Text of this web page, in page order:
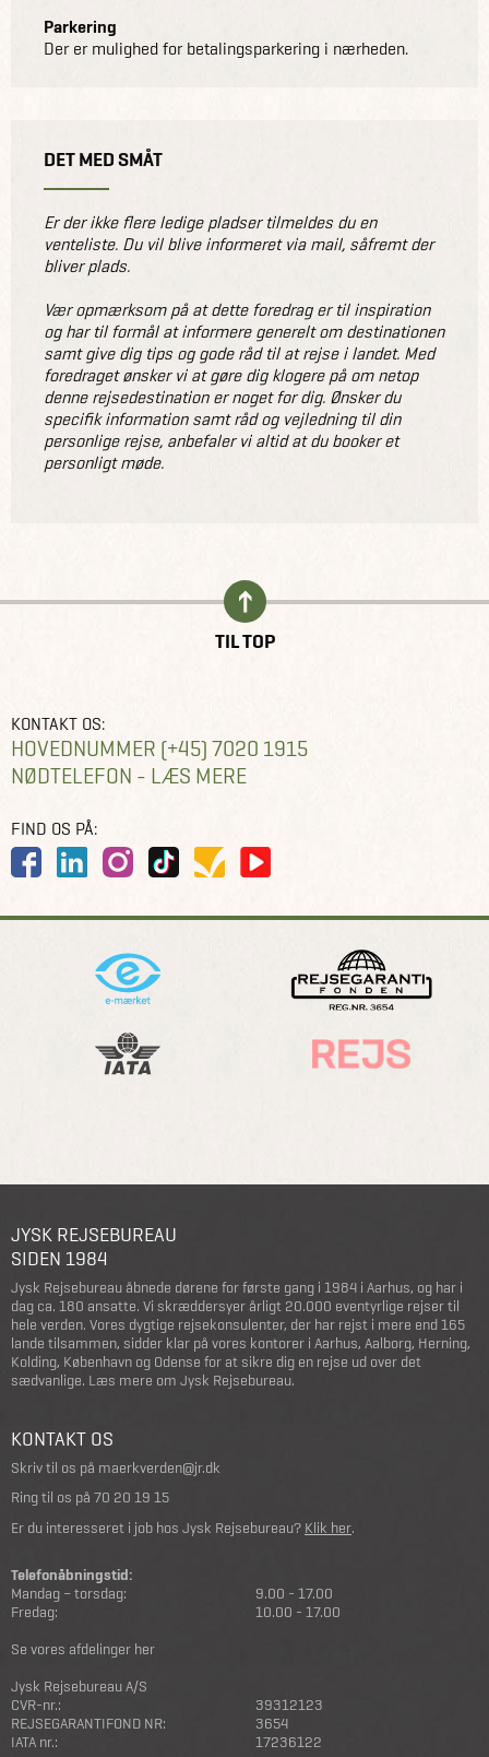
Parkering
Der er mulighed for betalingsparkering i nærheden.
DET MED SMÅT
Er der ikke flere ledige pladser tilmeldes du en
venteliste. Du vil blive informeret via mail, såfremt der
bliver plads.
Vær opmærksom på at dette foredrag er til inspiration
og har til formål at informere generelt om destinationen
samt give dig tips og gode råd til at rejse i landet. Med
foredraget ønsker vi at gøre dig klogere på om netop
denne rejsedestination er noget for dig. Ønsker du
specifik information samt råd og vejledning til din
personlige rejse, anbefaler vi altid at du booker et
personligt møde.
TIL TOP
KONTAKT OS:
HOVEDNUMMER (+45) 7020 1915
NØDTELEFON - LÆS MERE
FIND OS PÅ:
JYSK REJSEBUREAU
SIDEN 1984
Jysk Rejsebureau åbnede dørene for første gang i 1984 i Aarhus, og har i
dag ca. 180 ansatte. Vi skræddersyer årligt 20.000 eventyrlige rejser til
hele verden. Vores dygtige rejsekonsulenter, der har rejst i mere end 165
lande tilsammen, sidder klar på vores kontorer i Aarhus, Aalborg, Herning,
Kolding, København og Odense for at sikre dig en rejse ud over det
sædvanlige. Læs mere om Jysk Rejsebureau.
KONTAKT OS
Skriv til os på maerkverden@jr.dk
Ring til os på 70 20 19 15
Er du interesseret i job hos Jysk Rejsebureau? Klik her.
Telefonåbningstid:
Mandag – torsdag:
9.00 - 17.00
Fredag:
10.00 - 17.00
Se vores afdelinger her
Jysk Rejsebureau A/S
CVR-nr.:
39312123
REJSEGARANTIFOND NR:
3654
IATA nr.:
17236122